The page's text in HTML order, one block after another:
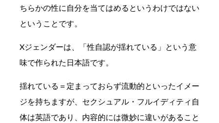
ちらかの性に自分を当てはめるというわけではない
ということです。
Xジェンダーは、「性自認が揺れている」という意
味で作られた日本語です。
揺れている＝定まっておらず流動的といったイメー
ジを持ちますが、セクシュアル・フルイディティ自
体は英語であり、内容的には微妙に違いがあること